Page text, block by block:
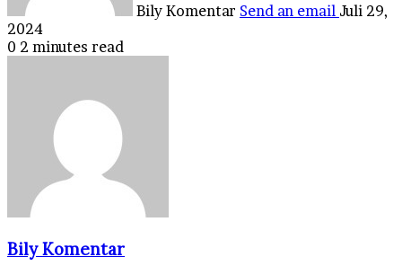
Bily Komentar Send an email Juli 29,
2024
0 2 minutes read
Bily Komentar